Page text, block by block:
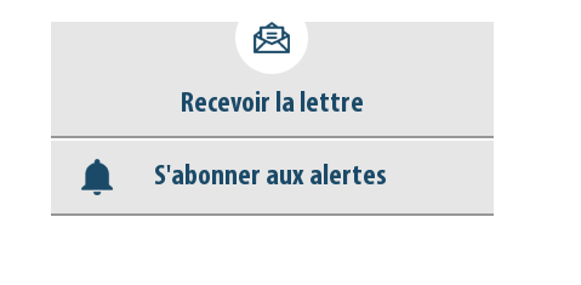
Appels à projets
Recevoir la lettre
S'abonner aux alertes